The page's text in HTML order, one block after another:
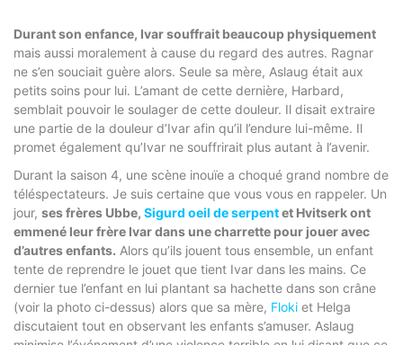
Durant son enfance, Ivar souffrait beaucoup physiquement
mais aussi moralement à cause du regard des autres. Ragnar
ne s’en souciait guère alors. Seule sa mère, Aslaug était aux
petits soins pour lui. L’amant de cette dernière, Harbard,
semblait pouvoir le soulager de cette douleur. Il disait extraire
une partie de la douleur d’Ivar afin qu’il l’endure lui-même. Il
promet également qu’Ivar ne souffrirait plus autant à l’avenir.
Durant la saison 4, une scène inouïe a choqué grand nombre de
téléspectateurs. Je suis certaine que vous vous en rappeler. Un
jour, ses frères Ubbe, Sigurd oeil de serpentet Hvitserk ont
emmené leur frère Ivar dans une charrette pour jouer avec
d’autres enfants. Alors qu’ils jouent tous ensemble, un enfant
tente de reprendre le jouet que tient Ivar dans les mains. Ce
dernier tue l’enfant en lui plantant sa hachette dans son crâne
(voir la photo ci-dessus) alors que sa mère, Floki et Helga
discutaient tout en observant les enfants s’amuser. Aslaug